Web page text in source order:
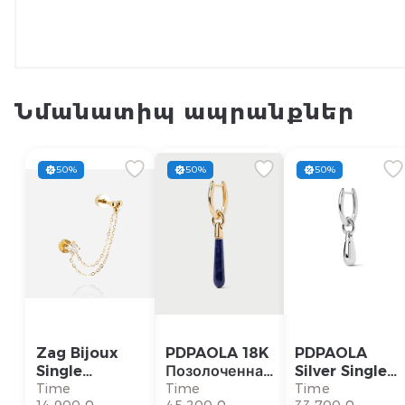
Նմանատիպ ապրանքներ
50%
Zag Bijoux
Single
Earring/
Time
50%
PDPAOLA 18K
Позолоченная
Серебряная
Time
50%
PDPAOLA
Silver Single
Earring/
Time